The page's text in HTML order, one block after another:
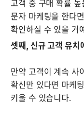
고객 중 구매 확률
문자 마케팅을 한다
확인하실 수 있을 거
만약 고객이 계속 사
확신만 있다면 마케
키울 수 있습니다.